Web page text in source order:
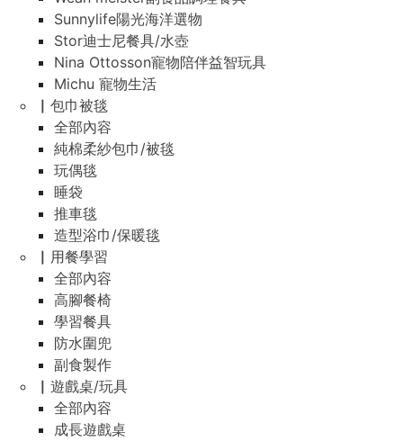
Sunnylife陽光海洋選物
Stor迪士尼餐具/水壺
Nina Ottosson寵物陪伴益智玩具
Michu 寵物生活
▏包巾被毯
全部內容
純棉柔紗包巾/被毯
玩偶毯
睡袋
推車毯
造型浴巾/保暖毯
▏用餐學習
全部內容
高腳餐椅
學習餐具
防水圍兜
副食製作
▏遊戲桌/玩具
全部內容
成長遊戲桌